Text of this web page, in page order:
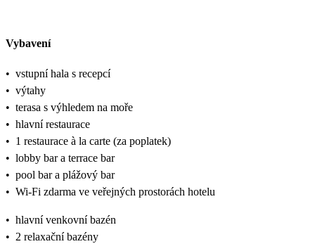
Vybavení
• vstupní hala s recepcí
• výtahy
• terasa s výhledem na moře
• hlavní restaurace
• 1 restaurace à la carte (za poplatek)
• lobby bar a terrace bar
• pool bar a plážový bar
• Wi-Fi zdarma ve veřejných prostorách hotelu
• hlavní venkovní bazén
• 2 relaxační bazény